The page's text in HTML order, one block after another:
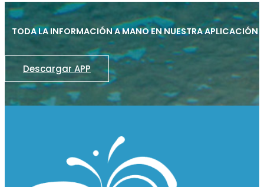
TODA LA INFORMACIÓN A MANO EN NUESTRA APLICACIÓN
Descargar APP